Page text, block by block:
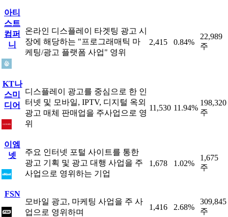
아티
스트
컴퍼
니
온라인 디스플레이 타겟팅 광고 시
장에 해당하는 "프로그래매틱 마
케팅/광고 플랫폼 사업" 영위
2,415 0.84%
22,989
주
KT나
스미
디어
디스플레이 광고를 중심으로 한 인
터넷 및 모바일, IPTV, 디지털 옥외
광고 매체 판매업을 주사업으로 영
위
11,530 11.94%
198,320
주
이엠
넷
주요 인터넷 포털 사이트를 통한
광고 기획 및 광고 대행 사업을 주
사업으로 영위하는 기업
1,678 1.02%
1,675
주
FSN
모바일 광고, 마케팅 사업을 주 사
업으로 영위하며
1,416 2.68%
309,845
주